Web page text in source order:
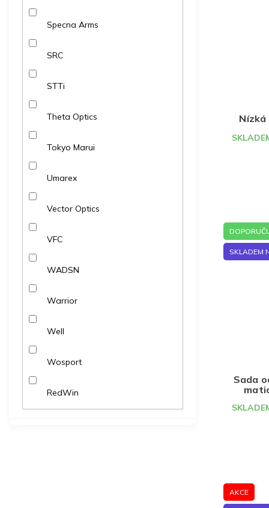
Specna Arms
SRC
STTi
Theta Optics
Tokyo Marui
Umarex
Vector Optics
VFC
WADSN
Warrior
Well
Wosport
RedWin
Nízká
SKLADEM
Sada
AKCE